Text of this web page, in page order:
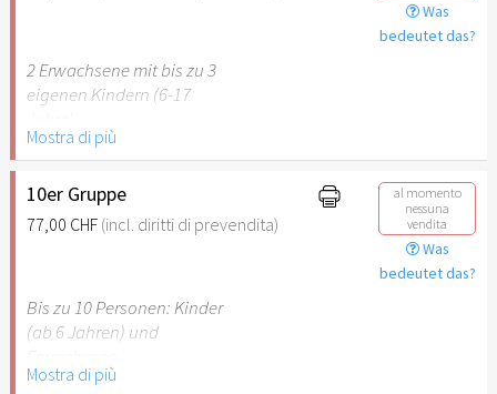
Stuttgart nicht
empfehlenswert.
Was
bedeutet das?
2 Erwachsene mit bis zu 3
eigenen Kindern (6-17
Hinweis: Für Kinder unter 6
Jahren ist der Ostergarten
Stuttgart nicht
empfehlenswert.
Mostra di più
10er Gruppe
77,00 CHF (incl. diritti di prevendita)
al momento
nessuna
vendita
Was
bedeutet das?
Bis zu 10 Personen: Kinder
(ab 6 Jahren) und
Mostra di più